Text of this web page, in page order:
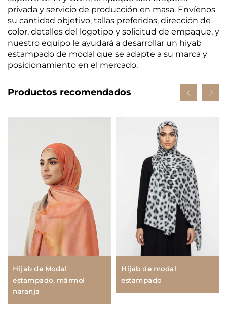
privada y servicio de producción en masa. Envíenos
su cantidad objetivo, tallas preferidas, dirección de
color, detalles del logotipo y solicitud de empaque, y
nuestro equipo le ayudará a desarrollar un hiyab
estampado de modal que se adapte a su marca y
posicionamiento en el mercado.
Productos recomendados
Hijab de Modal
estampado, mármol
naranja
Hijab de modal
estampado